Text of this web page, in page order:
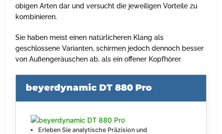
obigen Arten dar und versucht die jeweiligen Vorteile zu
kombinieren.
Sie haben meist einen natürlicheren Klang als
geschlossene Varianten, schirmen jedoch dennoch besser
von Außengeräuschen ab, als ein offener Kopfhörer.
beyerdynamic DT 880 Pro
Erleben Sie analytische Präzision und